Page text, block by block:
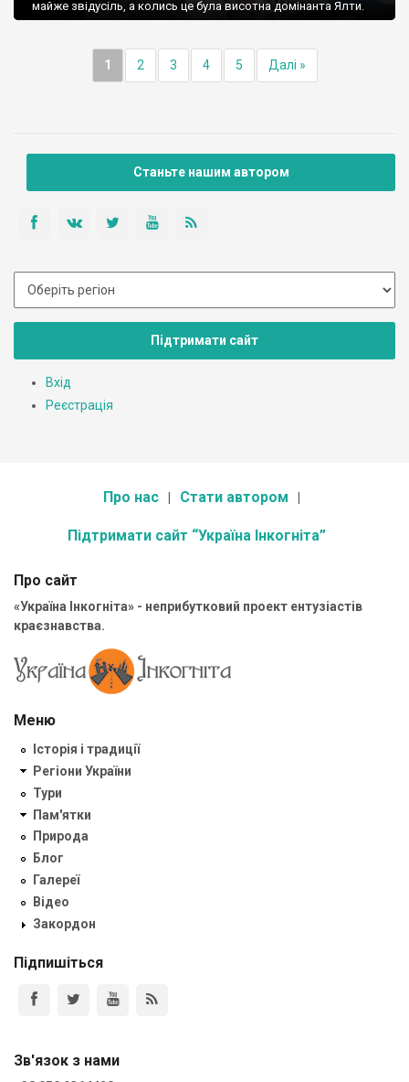
майже звідусіль, а колись це була висотна домінанта Ялти.
1 2 3 4 5 Далі »
Станьте нашим автором
Підтримати сайт
Вхід
Реєстрація
Про нас Стати автором
Підтримати сайт “Україна Інкогніта”
Про сайт
«Україна Інкогніта» - неприбутковий проект ентузіастів
краєзнавства.
Меню
Історія і традиції
Регіони України
Тури
Пам'ятки
Природа
Блог
Галереї
Відео
Закордон
Підпишіться
Зв'язок з нами